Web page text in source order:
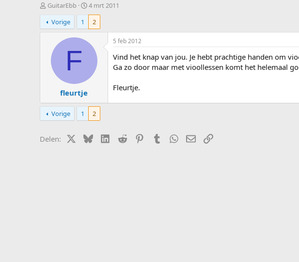
T
o
p
i
r
GuitarEbb
S
t
r
d
u
4 mrt 2011
Vorige
1 2
F
fleurtje
5 feb 2012
Vind het knap van jou. Je hebt prachtige handen om
Ga zo door maar met vioollessen komt het helemaal
Fleurtje.
Vorige 1 2
Delen: X (Twitter)
BlueskyLinkedIn
Reddit PinterestTumblrWhatsApp
E-mailLink